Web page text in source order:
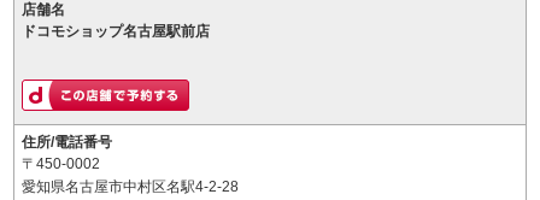
店舗名
ドコモショップ名古屋駅前店
住所/電話番号
〒450-0002
愛知県名古屋市中村区名駅4-2-28